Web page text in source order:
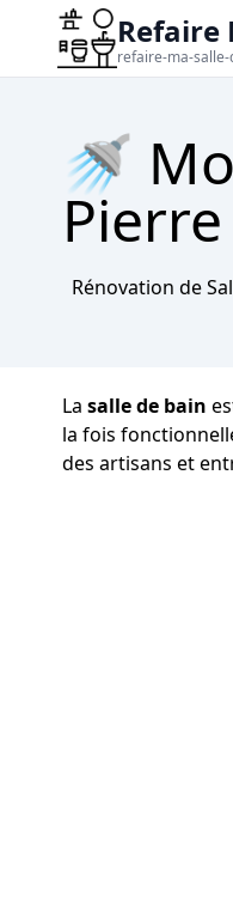
Refaire
refaire-ma-
🚿
Rénovation de
La salle de bain
la fois
des artisans et